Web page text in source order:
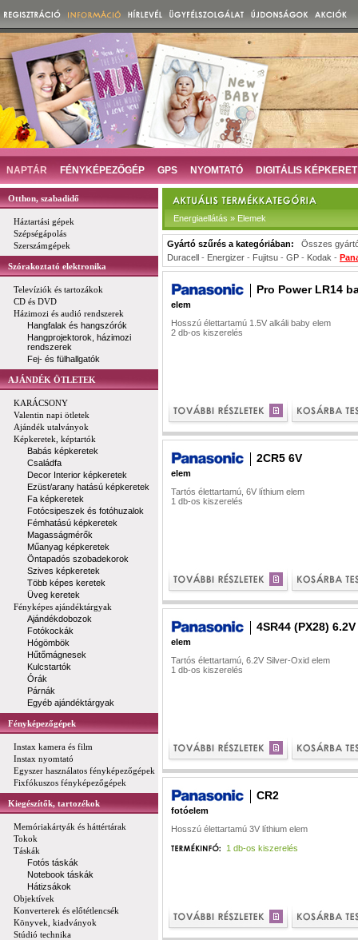
NAPTÁR FÉNYKÉPEZŐGÉP GPS NYOMTATÓ DIGITÁLIS KÉPKERET
Otthon, szabadidő
Háztartási gépek
Szépségápolás
Szerszámgépek
Szórakoztató elektronika
Televíziók és tartozákok
CD és DVD
Házimozi és audió rendszerek
Hangfalak és hangszórók
Hangprojektorok, házimozi
rendszerek
Fej- és fülhallgatók
AJÁNDÉK ÖTLETEK
KARÁCSONY
Valentin napi ötletek
Ajándék utalványok
Képkeretek, képtartók
Babás képkeretek
Családfa
Decor Interior képkeretek
Ezüst/arany hatású képkeretek
Fa képkeretek
Fotócsipeszek és fotóhuzalok
Fémhatású képkeretek
Magasságmérők
Műanyag képkeretek
Öntapadós szobadekorok
Szives képkeretek
Több képes keretek
Üveg keretek
Fényképes ajándéktárgyak
Ajándékdobozok
Fotókockák
Hógömbök
Hűtőmágnesek
Kulcstartók
Órák
Párnák
Egyéb ajándéktárgyak
Fényképezőgépek
Instax kamera és film
Instax nyomtató
Egyszer használatos fényképezőgépek
Fixfókuszos fényképezőgépek
Kiegészítők, tartozékok
Memóriakártyák és háttértárak
Tokok
Táskák
Fotós táskák
Notebook táskák
Hátizsákok
Objektívek
Konverterek és előtétlencsék
Könyvek, kiadványok
Stúdió technika
Energiaellátás » Elemek
Gyártó szűrés a kategóriában: Összes
Duracell - Energizer - Fujitsu - GP - Kodak -
Pro Power LR14
elem
Hosszú élettartamú 1.5V alkáli baby elem
2 db-os kiszerelés
2CR5 6V
elem
Tartós élettartamú, 6V líthium elem
1 db-os kiszerelés
4SR44 (PX28) 6.2V
elem
Tartós élettartamú, 6.2V Silver-Oxid elem
1 db-os kiszerelés
CR2
fotóelem
Hosszú élettartamú 3V líthium elem
1 db-os kiszerelés